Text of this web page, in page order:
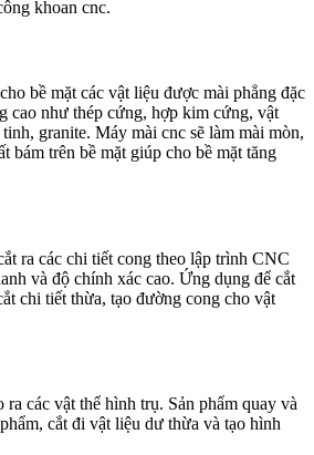
khoan cnc.
bề mặt các vật liệu được mài phẳng đặc
cao như thép cứng, hợp kim cứng, vật
granite. Máy mài cnc sẽ làm mài mòn,
bám trên bề mặt giúp cho bề mặt tăng
ra các chi tiết cong theo lập trình CNC
và độ chính xác cao. Ứng dụng để cắt
chi tiết thừa, tạo đường cong cho vật
các vật thể hình trụ. Sản phẩm quay và
cắt đi vật liệu dư thừa và tạo hình